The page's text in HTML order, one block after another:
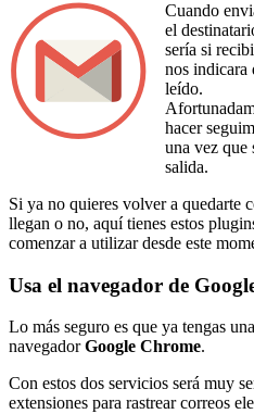
Cuando
el
sería si
nos indicara
leído.
hacer
una vez que
salida.
Si ya no quieres volver a quedarte
llegan o no, aquí tienes estos
comenzar a utilizar desde este
Usa el navegador de
Lo más seguro es que ya tengas
navegadorGoogle Chrome.
Con estos dos servicios será muy
extensiones para rastrear correos